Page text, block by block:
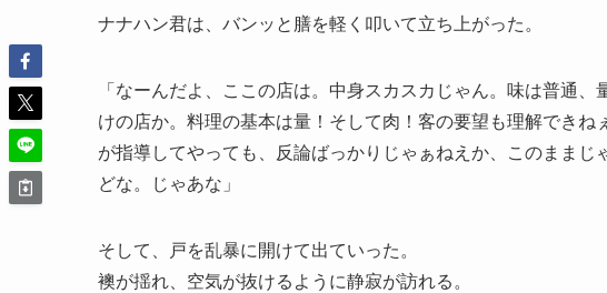
ナナハン君は、バンッと膳を軽く叩いて立ち上がった。
「なーんだよ、ここの店は。中身スカスカじゃん。味は普通
けの店か。料理の基本は量！そして肉！客の要望も理解でき
が指導してやっても、反論ばっかりじゃぁねえか、このまま
どな。じゃあな」
そして、戸を乱暴に開けて出ていった。
襖が揺れ、空気が抜けるように静寂が訪れる。